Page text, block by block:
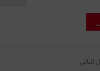
التالي